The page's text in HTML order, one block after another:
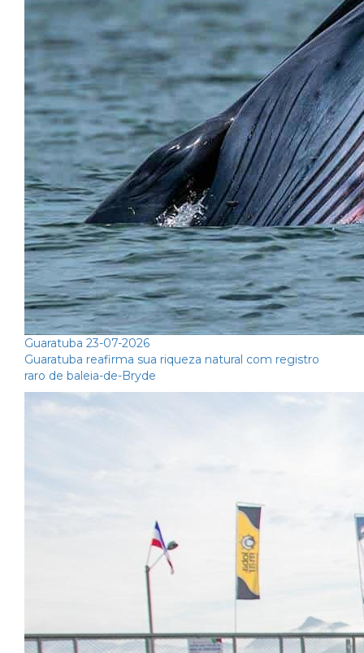
Guaratuba 23-07-2026
Guaratuba reafirma sua riqueza natural com registro
raro de baleia-de-Bryde